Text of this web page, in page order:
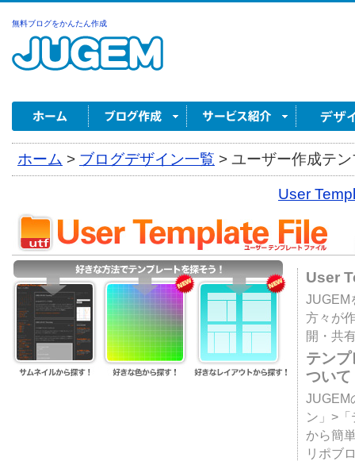
無料ブログをかんたん作成
ホーム > ブログデザイン一覧 > ユーザー作成テ
User
User
JUGEM
方々が
開・共
テン
ついて
JUGEM
ン」>
から簡
リポブ